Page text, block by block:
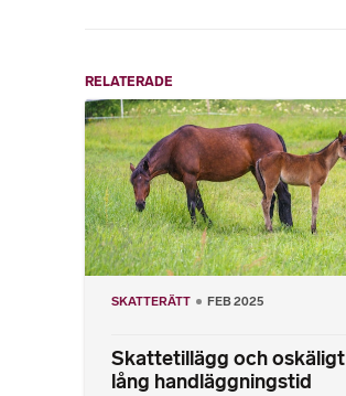
RELATERADE
SKATTERÄTT FEB 2025
Skattetillägg och oskäligt
lång handläggningstid